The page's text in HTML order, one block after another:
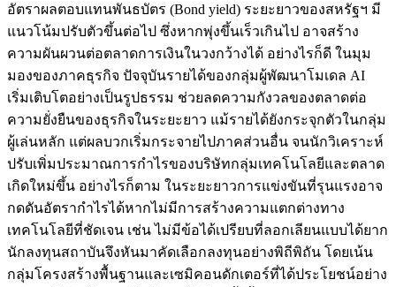
อัตราผลตอบแทนพันธบัตร (Bond yield) ระยะยาวของสหรัฐฯ มี
แนวโน้มปรับตัวขึ้นต่อไป ซึ่งหากพุ่งขึ้นเร็วเกินไป อาจสร้าง
ความผันผวนต่อตลาดการเงินในวงกว้างได้ อย่างไรก็ดี ในมุม
มองของภาคธุรกิจ ปัจจุบันรายได้ของกลุ่มผู้พัฒนาโมเดล AI
เริ่มเติบโตอย่างเป็นรูปธรรม ช่วยลดความกังวลของตลาดต่อ
ความยั่งยืนของธุรกิจในระยะยาว แม้รายได้ยังกระจุกตัวในกลุ่ม
ผู้เล่นหลัก แต่ผลบวกเริ่มกระจายไปภาคส่วนอื่น จนนักวิเคราะห์
ปรับเพิ่มประมาณการกำไรของบริษัทกลุ่มเทคโนโลยีและตลาด
เกิดใหม่ขึ้น อย่างไรก็ตาม ในระยะยาวการแข่งขันที่รุนแรงอาจ
กดดันอัตรากำไรได้หากไม่มีการสร้างความแตกต่างทาง
เทคโนโลยีที่ชัดเจน เช่น ไม่มีข้อได้เปรียบที่ลอกเลียนแบบได้ยาก
นักลงทุนสถาบันจึงหันมาคัดเลือกลงทุนอย่างพิถีพิถัน โดยเน้น
กลุ่มโครงสร้างพื้นฐานและเซมิคอนดักเตอร์ที่ได้ประโยชน์อย่าง